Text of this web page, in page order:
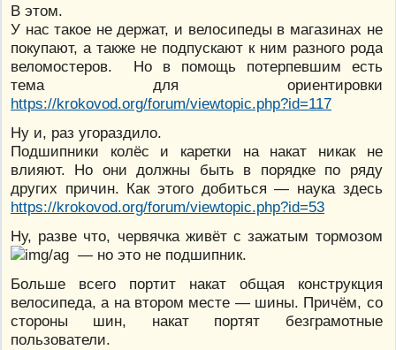
В этом.
У нас такое не держат, и велосипеды в магазинах не
покупают, а также не подпускают к ним разного рода
веломостеров. Но в помощь потерпевшим есть
тема для ориентировки
https://krokovod.org/forum/viewtopic.php?id=117
Ну и, раз угораздило.
Подшипники колёс и каретки на накат никак не
влияют. Но они должны быть в порядке по ряду
других причин. Как этого добиться — наука здесь
https://krokovod.org/forum/viewtopic.php?id=53
Ну, разве что, червячка живёт с зажатым тормозом
— но это не подшипник.
Больше всего портит накат общая конструкция
велосипеда, а на втором месте — шины. Причём, со
стороны шин, накат портят безграмотные
пользователи.